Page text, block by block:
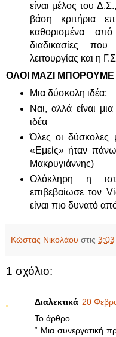
είναι μέλος του
βάση κριτήρια
καθορισμένα
διαδικασίες
λειτουργίας και η
ΟΛΟΙ ΜΑΖΙ ΜΠΟΡΟΥΜΕ
Μια δύσκολη ιδέα;
Ναι, αλλά είναι
ιδέα
Όλες οι δύσκολες
«Εμείς» ήταν
Μακρυγιάννης)
Ολόκληρη η
επιβεβαίωσε τον
είναι πιο δυνατό
Κώστας Νικολάου στις 3:03
1 σχόλιο:
Διαλεκτικά 20
Το άρθρο
“ Μια συνεργατική